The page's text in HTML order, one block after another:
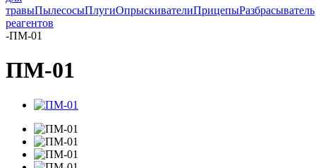
травыПылесосыПлугиОпрыскивателиПрицепыРазбрасыватель
реагентов
-ПМ-01
ПМ-01